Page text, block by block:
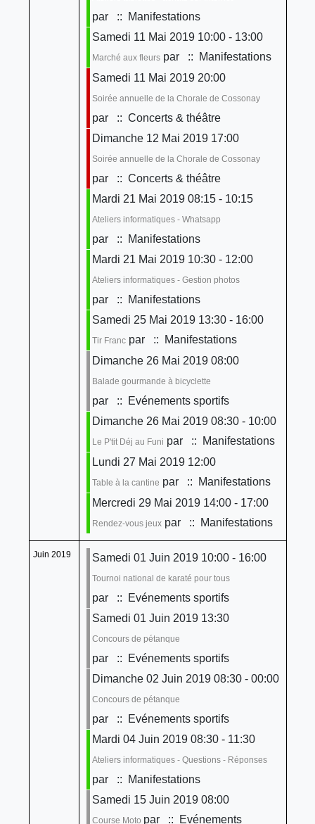
par
:: Manifestations
Samedi 11 Mai 2019 10:00 - 13:00
Marché aux fleurspar
:: Manifestations
Samedi 11 Mai 2019 20:00
Soirée annuelle de la Chorale de Cossonay
par
:: Concerts & théâtre
Dimanche 12 Mai 2019 17:00
Soirée annuelle de la Chorale de Cossonay
par
:: Concerts & théâtre
Mardi 21 Mai 2019 08:15 - 10:15
Ateliers informatiques - Whatsapp
par
:: Manifestations
Mardi 21 Mai 2019 10:30 - 12:00
Ateliers informatiques - Gestion photos
par
:: Manifestations
Samedi 25 Mai 2019 13:30 - 16:00
Tir Francpar
:: Manifestations
Dimanche 26 Mai 2019 08:00
Balade gourmande à bicyclette
par
:: Evénements sportifs
Dimanche 26 Mai 2019 08:30 - 10:00
Le P'tit Déj au Funi par
:: Manifestations
Lundi 27 Mai 2019 12:00
Table à la cantine par
:: Manifestations
Mercredi 29 Mai 2019 14:00 - 17:00
Rendez-vous jeuxpar :: Manifestations
Juin 2019 Samedi 01 Juin 2019 10:00 - 16:00
Tournoi national de karaté pour tous
par
:: Evénements sportifs
Samedi 01 Juin 2019 13:30
Concours de pétanque
par
:: Evénements sportifs
Dimanche 02 Juin 2019 08:30 - 00:00
Concours de pétanque
par
:: Evénements sportifs
Mardi 04 Juin 2019 08:30 - 11:30
Ateliers informatiques - Questions - Réponses
par
:: Manifestations
Samedi 15 Juin 2019 08:00
Course Moto par
:: Evénements